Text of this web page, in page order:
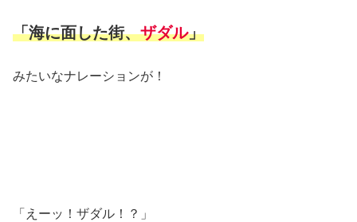
「海に面した街、ザダル」
みたいなナレーションが！
「えーッ！ザダル！？」